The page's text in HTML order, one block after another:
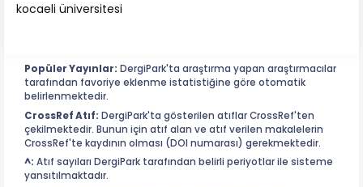
kocaeli üniversitesi
Popüler Yayınlar: DergiPark'ta araştırma yapan araştırmacılar
tarafından favoriye eklenme istatistiğine göre otomatik
belirlenmektedir.
CrossRef Atıf: DergiPark'ta gösterilen atıflar CrossRef'ten
çekilmektedir. Bunun için atıf alan ve atıf verilen makalelerin
CrossRef'te kaydının olması (DOI numarası) gerekmektedir.
^: Atıf sayıları DergiPark tarafından belirli periyotlar ile sisteme
yansıtılmaktadır.